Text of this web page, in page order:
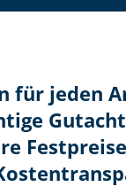
für jeden